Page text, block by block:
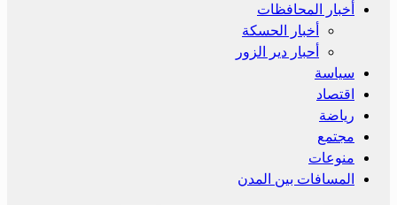
أخبار المحافظات
أخبار الحسكة
أحبار دير الزور
سياسة
اقتصاد
رياضة
مجتمع
منوعات
المسافات بين المدن